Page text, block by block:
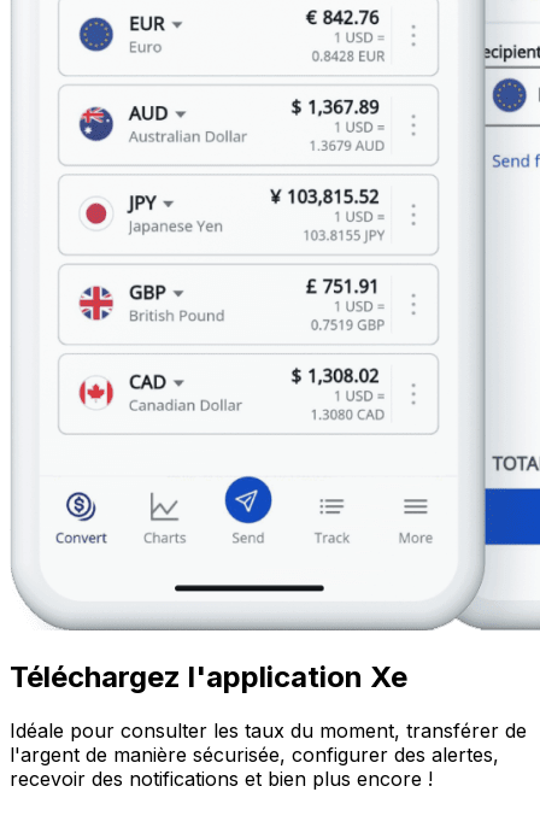
Téléchargez l'application Xe
Idéale pour consulter les taux du moment, transférer de
l'argent de manière sécurisée, configurer des alertes,
recevoir des notifications et bien plus encore !